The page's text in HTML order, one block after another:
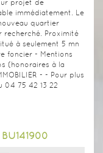
projet de
immédiatement. Le
quartier
recherché. Proximité
à seulement 5 mn
foncier - Mentions
(honoraires à la
- - Pour plus
04 75 42 13 22